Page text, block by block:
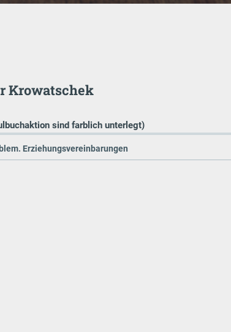
Krowatschek
sind farblich unterlegt)
Erziehungsvereinbarungen